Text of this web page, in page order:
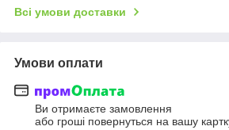
Всі умови доставки
Умови оплати
Ви отримаєте замовлення
або гроші повернуться на вашу